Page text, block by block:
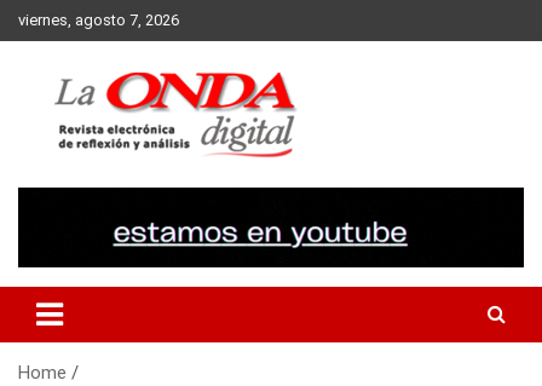
Skip
to
viernes, agosto 7, 2026
Home